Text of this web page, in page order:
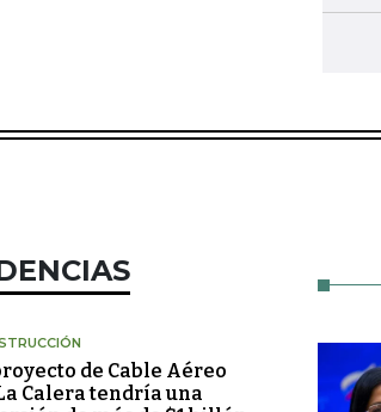
de Cable Aéreo
Calera tendría una